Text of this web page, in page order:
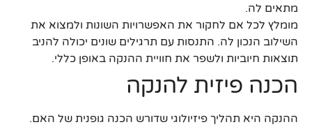
מתאים לה.
מומלץ לכל אם לחקור את האפשרויות השונות ולמצוא את
השילוב הנכון לה. התנסות עם תרגילים שונים יכולה להניב
תוצאות חיוביות ולשפר את חוויית ההנקה באופן כללי.
הכנה פיזית להנקה
ההנקה היא תהליך פיזיולוגי שדורש הכנה גופנית של האם.